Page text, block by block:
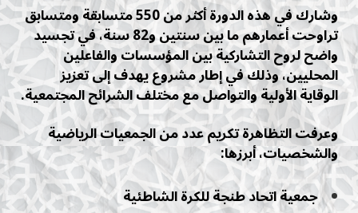
وشارك في هذه الدورة أكثر من 550 متسابقة ومتسابق
تراوحت أعمارهم ما بين سنتين و82 سنة، في تجسيد
واضح لروح التشاركية بين المؤسسات والفاعلين
المحليين، وذلك في إطار مشروع يهدف إلى تعزيز
الوقاية الأولية والتواصل مع مختلف الشرائح المجتمعية.
وعرفت التظاهرة تكريم عدد من الجمعيات الرياضية
والشخصيات، أبرزها:
جمعية اتحاد طنجة للكرة الشاطئية